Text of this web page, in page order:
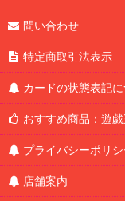
問い合わせ
特定商取引法表示
カードの状態表記
おすすめ商品：遊戯
プライバシーポリシ
店舗案内